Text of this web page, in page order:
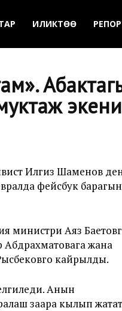
ИЛИКТӨӨ
Илгиз Шаменов
фейсбук
министри Аяз
жана
кайрылды.
Анын
заара кылып